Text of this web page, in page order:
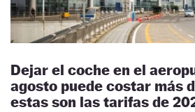
Dejar el coche en el
agosto puede costar más
estas son las tarifas de